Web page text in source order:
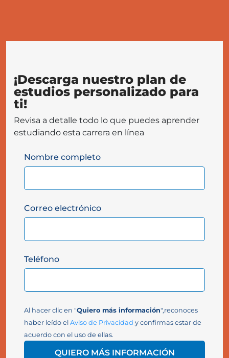
¡Descarga nuestro plan de
estudios personalizado para
ti!
Revisa a detalle todo lo que puedes aprender
estudiando esta carrera en línea
Nombre completo
Correo electrónico
Teléfono
Al hacer clic en "Quiero más información",reconoces
haber leído el Aviso de Privacidad y confirmas estar de
acuerdo con el uso de ellas.
QUIERO MÁS INFORMACIÓN